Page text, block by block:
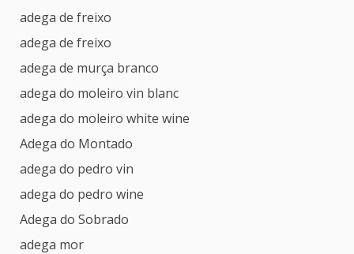
adega de freixo
adega de freixo
adega de murça branco
adega do moleiro vin blanc
adega do moleiro white wine
Adega do Montado
adega do pedro vin
adega do pedro wine
Adega do Sobrado
adega mor